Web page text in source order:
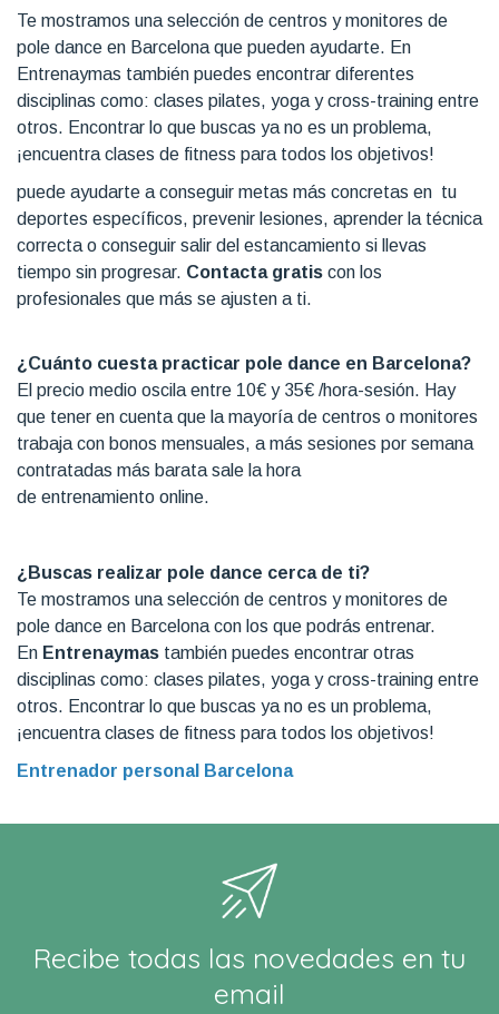
Te mostramos una selección de centros y monitores de
pole dance en Barcelona que pueden ayudarte. En
Entrenaymas también puedes encontrar diferentes
disciplinas como: clases pilates, yoga y cross-training entre
otros. Encontrar lo que buscas ya no es un problema,
¡encuentra clases de fitness para todos los objetivos!
puede ayudarte a conseguir metas más concretas en tu
deportes específicos, prevenir lesiones, aprender la técnica
correcta o conseguir salir del estancamiento si llevas
tiempo sin progresar. Contacta gratis con los
profesionales que más se ajusten a ti.
¿Cuánto cuesta practicar pole dance en Barcelona?
El precio medio oscila entre 10€ y 35€ /hora-sesión. Hay
que tener en cuenta que la mayoría de centros o monitores
trabaja con bonos mensuales, a más sesiones por semana
contratadas más barata sale la hora
de entrenamiento online.
¿Buscas realizar pole dance cerca de ti?
Te mostramos una selección de centros y monitores de
pole dance en Barcelona con los que podrás entrenar.
En Entrenaymas también puedes encontrar otras
disciplinas como: clases pilates, yoga y cross-training entre
otros. Encontrar lo que buscas ya no es un problema,
¡encuentra clases de fitness para todos los objetivos!
Entrenador personal Barcelona
Recibe todas las novedades en tu
email